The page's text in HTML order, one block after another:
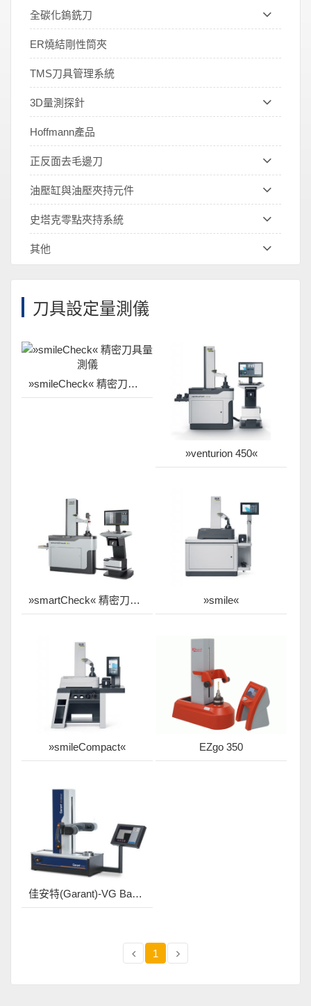
全碳化鎢銑刀
ER燒結剛性筒夾
TMS刀具管理系統
3D量測探針
Hoffmann產品
正反面去毛邊刀
油壓缸與油壓夾持元件
史塔克零點夾持系統
其他
刀具設定量測儀
»smileCheck« 精密刀具量測儀
»venturion 450«
»smartCheck« 精密刀具量測儀 »smile«
»smileCompact« EZgo 350
佳安特(Garant)-VG Basic 刀具設定量測儀
1